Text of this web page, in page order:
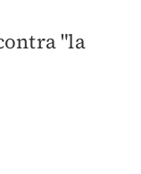
"la